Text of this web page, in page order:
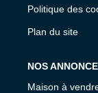
Politique des
Plan du site
NOS
Maison à